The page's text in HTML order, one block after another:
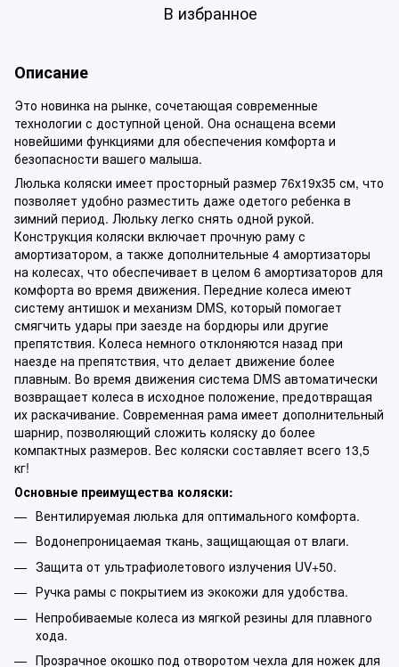
В избранное
Описание
Это новинка на рынке, сочетающая современные
технологии с доступной ценой. Она оснащена всеми
новейшими функциями для обеспечения комфорта и
безопасности вашего малыша.
Люлька коляски имеет просторный размер 76х19х35 см, что
позволяет удобно разместить даже одетого ребенка в
зимний период. Люльку легко снять одной рукой.
Конструкция коляски включает прочную раму с
амортизатором, а также дополнительные 4 амортизаторы
на колесах, что обеспечивает в целом 6 амортизаторов для
комфорта во время движения. Передние колеса имеют
систему антишок и механизм DMS, который помогает
смягчить удары при заезде на бордюры или другие
препятствия. Колеса немного отклоняются назад при
наезде на препятствия, что делает движение более
плавным. Во время движения система DMS автоматически
возвращает колеса в исходное положение, предотвращая
их раскачивание. Современная рама имеет дополнительный
шарнир, позволяющий сложить коляску до более
компактных размеров. Вес коляски составляет всего 13,5
кг!
Основные преимущества коляски:
Вентилируемая люлька для оптимального комфорта.
Водонепроницаемая ткань, защищающая от влаги.
Защита от ультрафиолетового излучения UV+50.
Ручка рамы с покрытием из экокожи для удобства.
Непробиваемые колеса из мягкой резины для плавного
хода.
Прозрачное окошко под отворотом чехла для ножек для